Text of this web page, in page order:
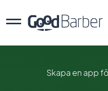
Skapa en app